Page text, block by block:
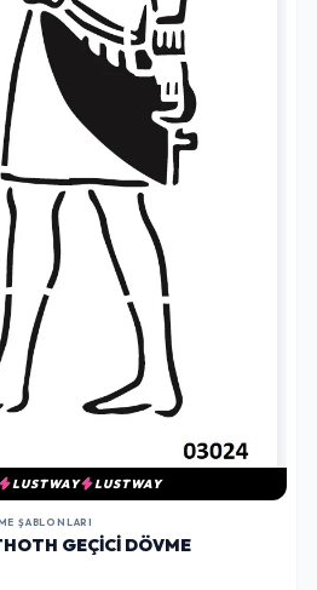
LUSTWAY LUSTWAY
ŞABLONLARI
GEÇICI DÖVME